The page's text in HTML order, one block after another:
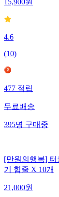
15,900원
4.6
(10)
477적립
무료배송
395명구매중
[만원의행복] 터
기 힘줄 X 10개
21,000원